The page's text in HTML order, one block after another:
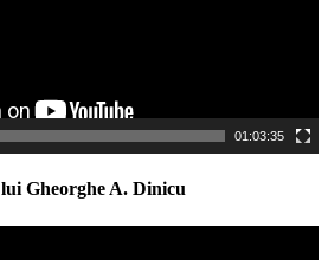
01:03:35
Gheorghe A. Dinicu